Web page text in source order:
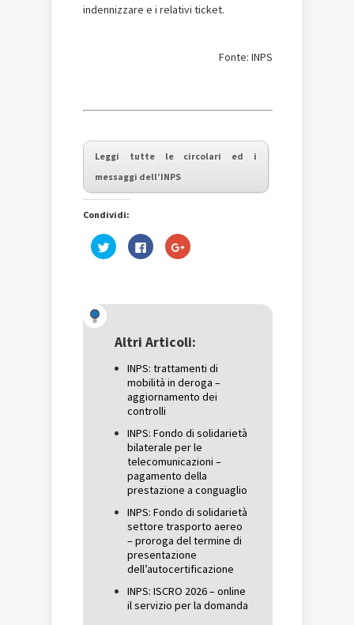
indennizzare e i relativi ticket.
Fonte: INPS
Leggi tutte le circolari ed i
messaggi dell’INPS
Condividi:
Fai
clic
una
nuova
Fai
clic
nuova
finestra)
Fai
clic
una
nuova
Altri Articoli:
INPS: trattamenti di
mobilità in deroga –
aggiornamento dei
controlli
INPS: Fondo di solidarietà
bilaterale per le
telecomunicazioni –
pagamento della
prestazione a conguaglio
INPS: Fondo di solidarietà
settore trasporto aereo
– proroga del termine di
presentazione
dell’autocertificazione
INPS: ISCRO 2026 – online
il servizio per la domanda